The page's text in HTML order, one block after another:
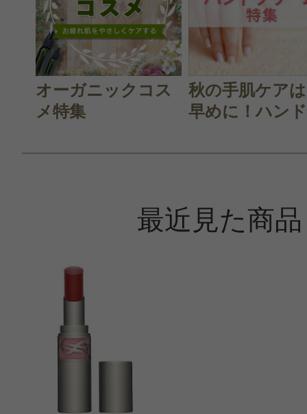
オーガニックコス
メ特集
秋の手肌ケア
早めに！ハン
最近見た商品